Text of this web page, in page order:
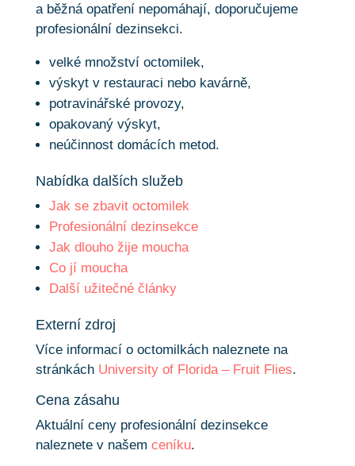
a běžná opatření nepomáhají, doporučujeme
profesionální dezinsekci.
velké množství octomilek,
výskyt v restauraci nebo kavárně,
potravinářské provozy,
opakovaný výskyt,
neúčinnost domácích metod.
Nabídka dalších služeb
Jak se zbavit octomilek
Profesionální dezinsekce
Jak dlouho žije moucha
Co jí moucha
Další užitečné články
Externí zdroj
Více informací o octomilkách naleznete na
stránkách University of Florida – Fruit Flies.
Cena zásahu
Aktuální ceny profesionální dezinsekce
naleznete v našem ceníku.